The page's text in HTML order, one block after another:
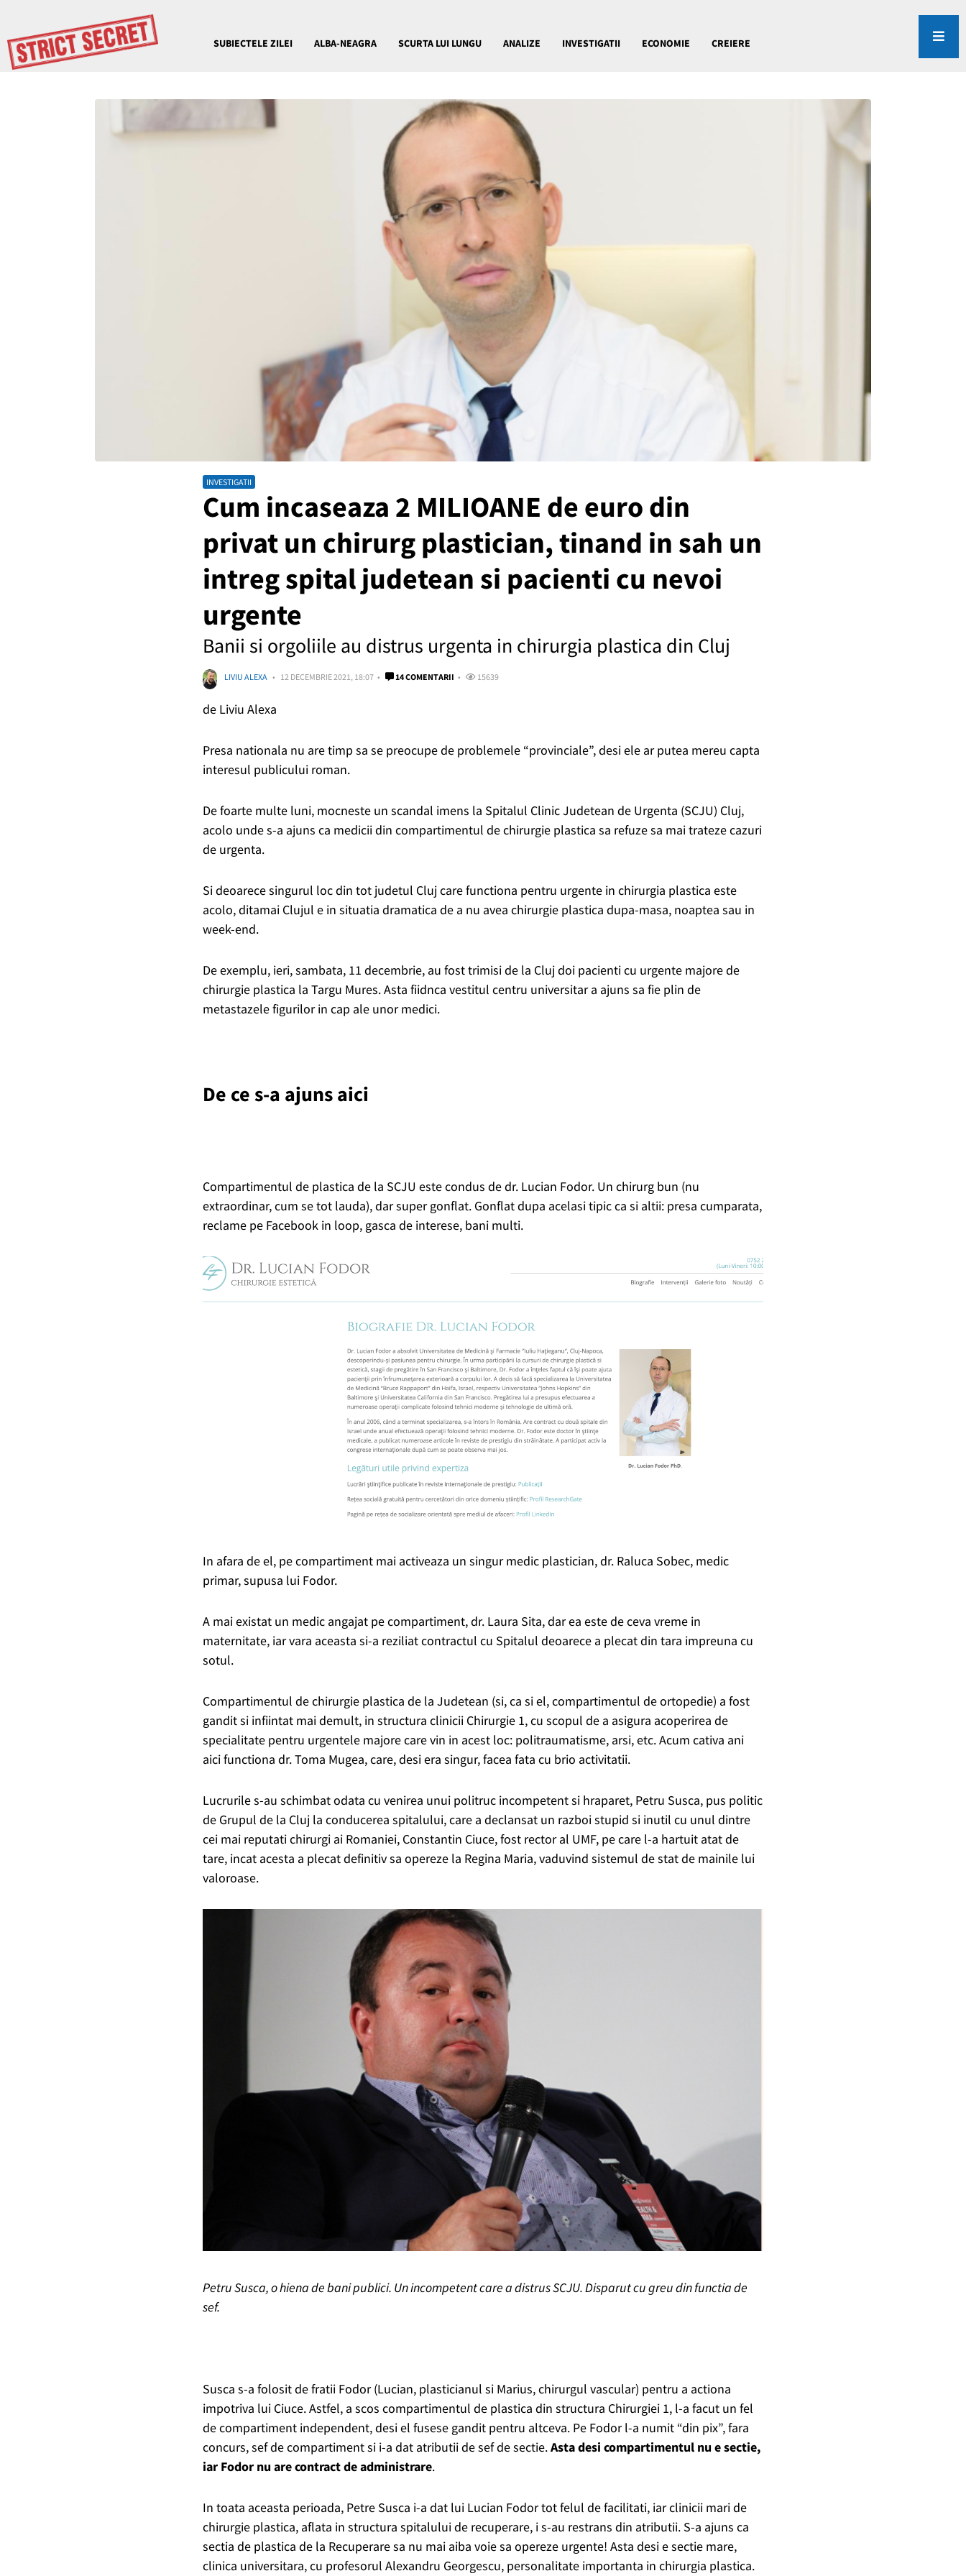
SUBIECTELE ZILEI ALBA-NEAGRA SCURTA LUI LUNGU ANALIZE INVESTIGATII ECONOMIE CREIERE
INVESTIGATII
Cum incaseaza 2 MILIOANE de euro din
privat un chirurg plastician, tinand in sah un
intreg spital judetean si pacienti cu nevoi
urgente
Banii si orgoliile au distrus urgenta in chirurgia plastica din Cluj
LIVIU ALEXA 12 DECEMBRIE 2021, 18:07 14 COMENTARII 15639
de Liviu Alexa
Presa nationala nu are timp sa se preocupe de problemele “provinciale”, desi ele ar putea mereu capta
interesul publicului roman.
De foarte multe luni, mocneste un scandal imens la Spitalul Clinic Judetean de Urgenta (SCJU) Cluj,
acolo unde s-a ajuns ca medicii din compartimentul de chirurgie plastica sa refuze sa mai trateze cazuri
de urgenta.
Si deoarece singurul loc din tot judetul Cluj care functiona pentru urgente in chirurgia plastica este
acolo, ditamai Clujul e in situatia dramatica de a nu avea chirurgie plastica dupa-masa, noaptea sau in
week-end.
De exemplu, ieri, sambata, 11 decembrie, au fost trimisi de la Cluj doi pacienti cu urgente majore de
chirurgie plastica la Targu Mures. Asta fiidnca vestitul centru universitar a ajuns sa fie plin de
metastazele figurilor in cap ale unor medici.
De ce s-a ajuns aici
Compartimentul de plastica de la SCJU este condus de dr. Lucian Fodor. Un chirurg bun (nu
extraordinar, cum se tot lauda), dar super gonflat. Gonflat dupa acelasi tipic ca si altii: presa cumparata,
reclame pe Facebook in loop, gasca de interese, bani multi.
In afara de el, pe compartiment mai activeaza un singur medic plastician, dr. Raluca Sobec, medic
primar, supusa lui Fodor.
A mai existat un medic angajat pe compartiment, dr. Laura Sita, dar ea este de ceva vreme in
maternitate, iar vara aceasta si-a reziliat contractul cu Spitalul deoarece a plecat din tara impreuna cu
sotul.
Compartimentul de chirurgie plastica de la Judetean (si, ca si el, compartimentul de ortopedie) a fost
gandit si infiintat mai demult, in structura clinicii Chirurgie 1, cu scopul de a asigura acoperirea de
specialitate pentru urgentele majore care vin in acest loc: politraumatisme, arsi, etc. Acum cativa ani
aici functiona dr. Toma Mugea, care, desi era singur, facea fata cu brio activitatii.
Lucrurile s-au schimbat odata cu venirea unui politruc incompetent si hraparet, Petru Susca, pus politic
de Grupul de la Cluj la conducerea spitalului, care a declansat un razboi stupid si inutil cu unul dintre
cei mai reputati chirurgi ai Romaniei, Constantin Ciuce, fost rector al UMF, pe care l-a hartuit atat de
tare, incat acesta a plecat definitiv sa opereze la Regina Maria, vaduvind sistemul de stat de mainile lui
valoroase.
Petru Susca, o hiena de bani publici. Un incompetent care a distrus SCJU. Disparut cu greu din functia de
sef.
Susca s-a folosit de fratii Fodor (Lucian, plasticianul si Marius, chirurgul vascular) pentru a actiona
impotriva lui Ciuce. Astfel, a scos compartimentul de plastica din structura Chirurgiei 1, l-a facut un fel
de compartiment independent, desi el fusese gandit pentru altceva. Pe Fodor l-a numit “din pix”, fara
concurs, sef de compartiment si i-a dat atributii de sef de sectie.Asta desi compartimentul nu e sectie,
iar Fodor nu are contract de administrare.
In toata aceasta perioada, Petre Susca i-a dat lui Lucian Fodor tot felul de facilitati, iar clinicii mari de
chirurgie plastica, aflata in structura spitalului de recuperare, i s-au restrans din atributii. S-a ajuns ca
sectia de plastica de la Recuperare sa nu mai aiba voie sa opereze urgente! Asta desi e sectie mare,
clinica universitara, cu profesorul Alexandru Georgescu, personalitate importanta in chirurgia plastica.